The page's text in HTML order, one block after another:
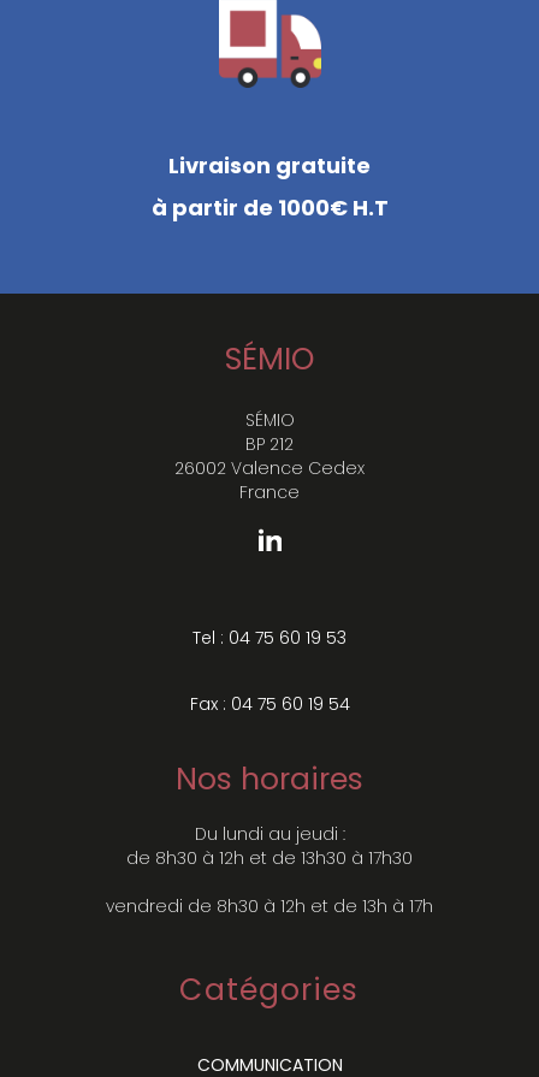
Livraison gratuite
à partir de 1000€ H.T
SÉMIO
SÉMIO
BP 212
26002 Valence Cedex
France
Tel : 04 75 60 19 53
Fax : 04 75 60 19 54
Nos horaires
Du lundi au jeudi :
de 8h30 à 12h et de 13h30 à 17h30
vendredi de 8h30 à 12h et de 13h à 17h
Catégories
COMMUNICATION